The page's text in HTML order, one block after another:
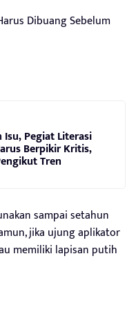
Dibuang Sebelum
Isu, Pegiat Literasi
Berpikir Kritis,
Tren
sampai setahun
jika ujung aplikator
memiliki lapisan putih